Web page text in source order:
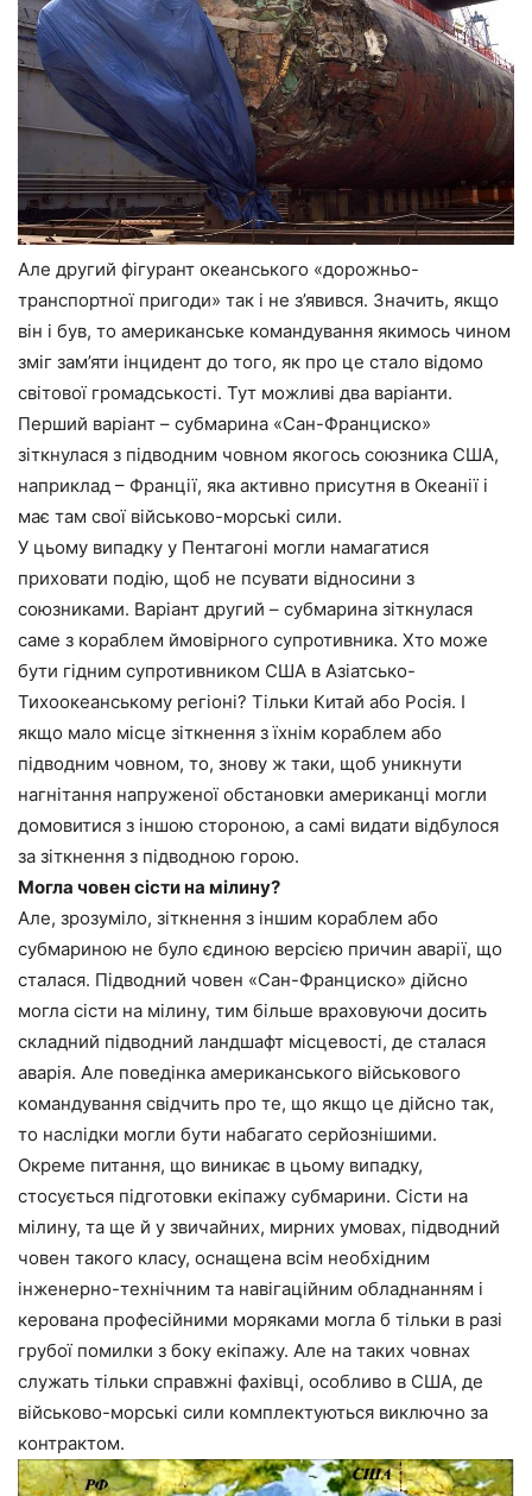
Але другий фігурант океанського «дорожньо-
транспортної пригоди» так і не з’явився. Значить, якщо
він і був, то американське командування якимось чином
зміг зам’яти інцидент до того, як про це стало відомо
світової громадськості. Тут можливі два варіанти.
Перший варіант – субмарина «Сан-Франциско»
зіткнулася з підводним човном якогось союзника США,
наприклад – Франції, яка активно присутня в Океанії і
має там свої військово-морські сили.
У цьому випадку у Пентагоні могли намагатися
приховати подію, щоб не псувати відносини з
союзниками. Варіант другий – субмарина зіткнулася
саме з кораблем ймовірного супротивника. Хто може
бути гідним супротивником США в Азіатсько-
Тихоокеанському регіоні? Тільки Китай або Росія. І
якщо мало місце зіткнення з їхнім кораблем або
підводним човном, то, знову ж таки, щоб уникнути
нагнітання напруженої обстановки американці могли
домовитися з іншою стороною, а самі видати відбулося
за зіткнення з підводною горою.
Могла човен сісти на мілину?
Але, зрозуміло, зіткнення з іншим кораблем або
субмариною не було єдиною версією причин аварії, що
сталася. Підводний човен «Сан-Франциско» дійсно
могла сісти на мілину, тим більше враховуючи досить
складний підводний ландшафт місцевості, де сталася
аварія. Але поведінка американського військового
командування свідчить про те, що якщо це дійсно так,
то наслідки могли бути набагато серйознішими.
Окреме питання, що виникає в цьому випадку,
стосується підготовки екіпажу субмарини. Сісти на
мілину, та ще й у звичайних, мирних умовах, підводний
човен такого класу, оснащена всім необхідним
інженерно-технічним та навігаційним обладнанням і
керована професійними моряками могла б тільки в разі
грубої помилки з боку екіпажу. Але на таких човнах
служать тільки справжні фахівці, особливо в США, де
військово-морські сили комплектуються виключно за
контрактом.